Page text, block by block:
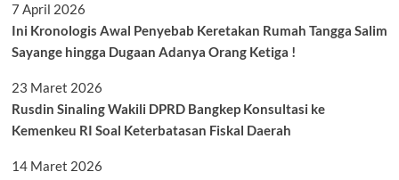
7 April 2026
Ini Kronologis Awal Penyebab Keretakan Rumah Tangga Salim
Sayange hingga Dugaan Adanya Orang Ketiga !
23 Maret 2026
Rusdin Sinaling Wakili DPRD Bangkep Konsultasi ke
Kemenkeu RI Soal Keterbatasan Fiskal Daerah
14 Maret 2026